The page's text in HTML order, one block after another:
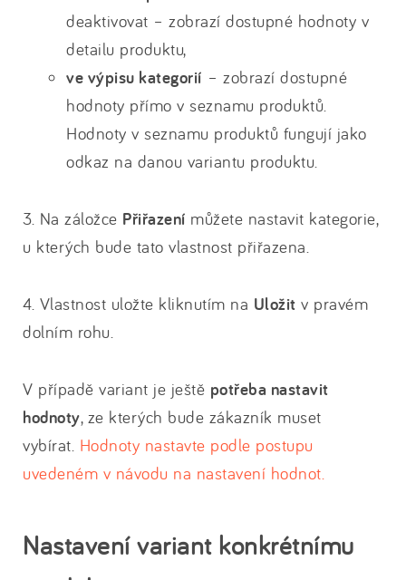
deaktivovat – zobrazí dostupné hodnoty v
detailu produktu,
ve výpisu kategorií – zobrazí dostupné
hodnoty přímo v seznamu produktů.
Hodnoty v seznamu produktů fungují jako
odkaz na danou variantu produktu.
3. Na záložce Přiřazení můžete nastavit kategorie,
u kterých bude tato vlastnost přiřazena.
4. Vlastnost uložte kliknutím na Uložit v pravém
dolním rohu.
V případě variant je ještě potřeba nastavit
hodnoty, ze kterých bude zákazník muset
vybírat. Hodnoty nastavte podle postupu
uvedeném v návodu na nastavení hodnot.
Nastavení variant konkrétnímu